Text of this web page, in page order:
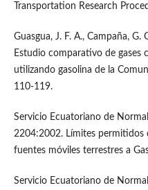
Transportation Research
Guasgua, J. F. A., Campaña, G.
Estudio comparativo de gases
utilizando gasolina de la
110-119.
Servicio Ecuatoriano de
2204:2002. Límites permitidos
fuentes móviles terrestres a
Servicio Ecuatoriano de